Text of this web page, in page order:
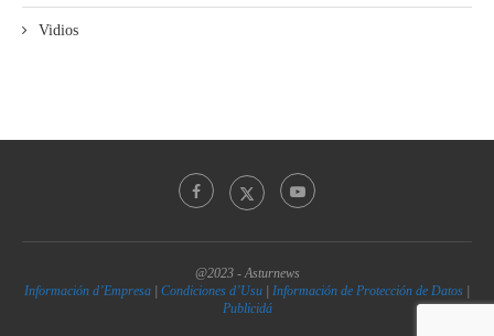
Vidios
@2023 - Asturnews
Información d’Empresa | Condiciones d’Usu | Información de Protección de Datos |
Publicidá